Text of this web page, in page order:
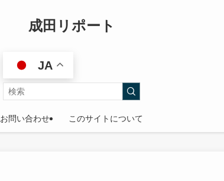
成田リポート
お問い合わせ このサイトについて
JA